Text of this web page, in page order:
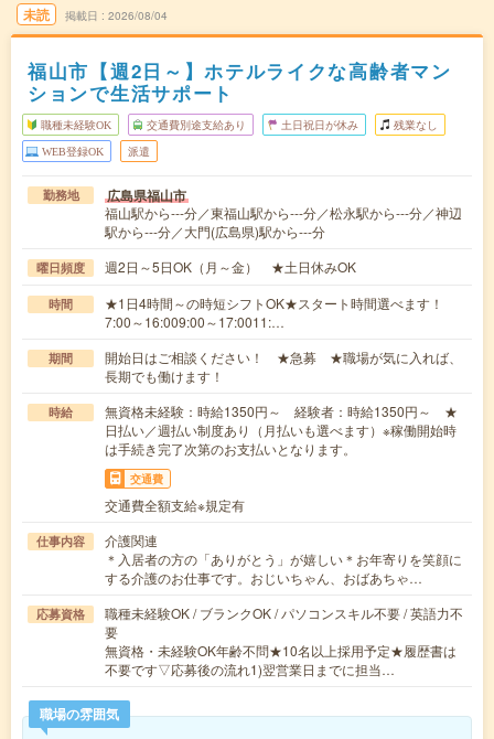
未読 掲載日 2026/08/04
福山市【週2日～】ホテルライクな高齢者マン
ションで生活サポート
職種未経験OK 交通費別途支給あり 土日祝日が休み 残業なし
WEB登録OK 派遣
勤務地 広島県福山市
福山駅から---分／東福山駅から---分／松永駅から---分／神辺
駅から---分／大門(広島県)駅から---分
曜日頻度 週2日～5日OK（月～金） ★土日休みOK
時間
★1日4時間～の時短シフトOK★スタート時間選べます！
7:00～16:009:00～17:0011:…
期間
開始日はご相談ください！ ★急募 ★職場が気に入れば、
長期でも働けます！
時給
無資格未経験：時給1350円～ 経験者：時給1350円～ ★
日払い／週払い制度あり（月払いも選べます）※稼働開始時
は手続き完了次第のお支払いとなります。
交通費
交通費全額支給※規定有
仕事内容
介護関連
＊入居者の方の「ありがとう」が嬉しい＊お年寄りを笑顔に
する介護のお仕事です。おじいちゃん、おばあちゃ…
応募資格
職種未経験OK / ブランクOK / パソコンスキル不要 / 英語力不
要
無資格・未経験OK年齢不問★10名以上採用予定★履歴書は
不要です▽応募後の流れ1)翌営業日までに担当…
職場の雰囲気